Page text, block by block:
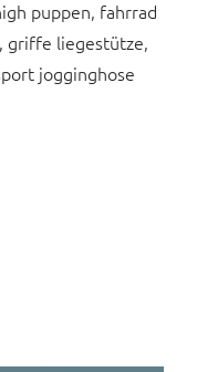
puppen, fahrrad
griffe liegestütze,
jogginghose